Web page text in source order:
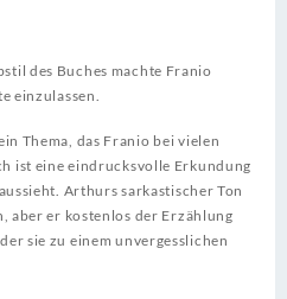
des Buches machte Franio
einzulassen.
Thema, das Franio bei vielen
ist eine eindrucksvolle Erkundung
Arthurs sarkastischer Ton
aber er kostenlos der Erzählung
sie zu einem unvergesslichen